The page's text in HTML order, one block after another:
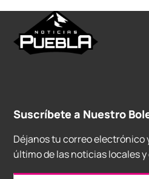
Suscríbete a Nuestro
Déjanos tu correo electrónico
último de las noticias locales